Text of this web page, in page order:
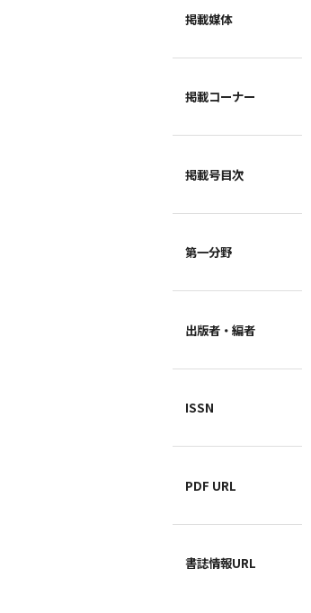
掲載媒体
掲載コーナー
掲載号目次
第一分野
出版者・編者
ISSN
PDF URL
書誌情報URL